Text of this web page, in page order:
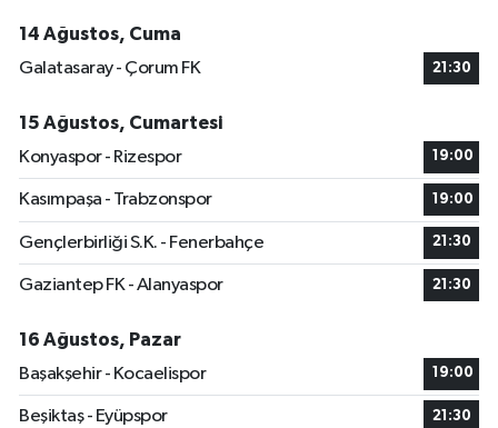
14 Ağustos, Cuma
Galatasaray - Çorum FK
21:30
15 Ağustos, Cumartesi
Konyaspor - Rizespor
19:00
Kasımpaşa - Trabzonspor 19:00
Gençlerbirliği S.K. - Fenerbahçe 21:30
Gaziantep FK - Alanyaspor 21:30
16 Ağustos, Pazar
Başakşehir - Kocaelispor
19:00
Beşiktaş - Eyüpspor 21:30